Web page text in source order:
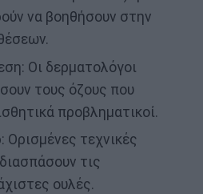
να βοηθήσουν στην
Οι δερματολόγοι
τους όζους που
προβληματικοί.
Ορισμένες τεχνικές
τις
ουλές.